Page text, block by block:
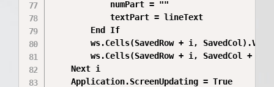
            numPart = ""
            textPart = lineText
        End If
ws.Cells(SavedRow + i,
ws.Cells(SavedRow + i, SavedCol +
    Next i
    Application.ScreenUpdating = True